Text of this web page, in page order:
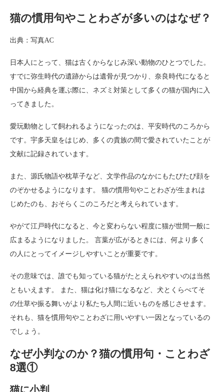
猫の慣用句やことわざが多いのはなぜ？
出典：写真AC
日本人にとって、猫は古くからなじみ深い動物のひとつでした。
すでに弥生時代の遺跡からは遺骨が見つかり、奈良時代になると
中国から経典を運ぶ際に、ネズミ対策として多くの猫が国内に入
ってきました。
愛玩動物として飼われるようになったのは、平安時代のころから
です。宇多天皇をはじめ、多くの貴族の間で愛されていたことが
文献に記録されています。
また、源氏物語や枕草子など、文学作品のなかにもたびたび顔を
のぞかせるようになります。 猫の慣用句やことわざが生まれは
じめたのも、おそらくこのころだと考えられています。
やがて江戸時代になると、今と変わらない程度に猫が世間一般に
広まるようになりました。 言葉が広がるときには、何より多く
の人にとってイメージしやすいことが重要です。
その意味では、誰でも知っている猫がたとえられやすいのは当然
ともいえます。 また、猫は化け猫になるなど、犬とくらべてそ
の仕草や振る舞いがより私たち人間に近いものを感じさせます。
それも、猫を慣用句やことわざに用いやすい一因となっているの
でしょう。
なぜ小判なのか？猫の慣用句・ことわざ
8選①
猫に小判